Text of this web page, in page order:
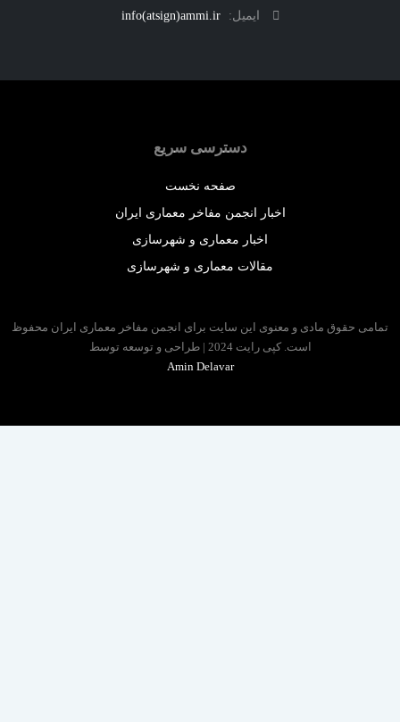
ایمیل:
info(atsign)ammi.ir
دسترسی سریع
صفحه نخست
اخبار انجمن مفاخر معماری ایران
اخبار معماری و شهرسازی
مقالات معماری و شهرسازی
حقوق مادی و معنوی این سایت برای انجمن مفاخر معماری ایران محفوظ
است. کپی رایت 2024 | طراحی و توسعه توسط
Amin Delavar